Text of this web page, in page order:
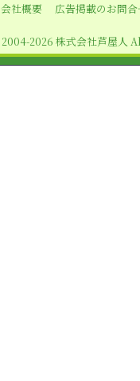
会社概要 広告掲載のお問合
2026 株式会社芦屋人